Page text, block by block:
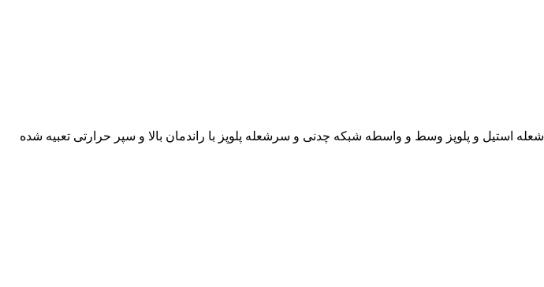
گاز صفحه ای آلتون S517 این گاز دارای ابعاد 50*90 سانتی متر و ابعاد برش 47.4*87.4 سانتی متر و 5 شعله استیل و پلوپز وسط و واسطه شبکه چدنی و سرشعله پلوپز با راندمان بالا و سپر حرارتی تعبیه شده